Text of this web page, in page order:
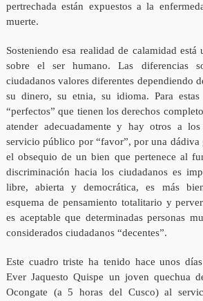
pertrechada están expuestos a la
muerte.
Sosteniendo esa realidad de calamidad está
sobre el ser humano. Las diferencias
ciudadanos valores diferentes dependiendo
su dinero, su etnia, su idioma. Para estas
“perfectos” que tienen los derechos
atender adecuadamente y hay otros a
servicio público por “favor”, por una dádiva
el obsequio de un bien que pertenece al
discriminación hacia los ciudadanos es
libre, abierta y democrática, es más
esquema de pensamiento totalitario y
es aceptable que determinadas personas
considerados ciudadanos “decentes”.
Este cuadro triste ha tenido hace unos
Ever Jaquesto Quispe un joven quechua
Ocongate (a 5 horas del Cusco) al